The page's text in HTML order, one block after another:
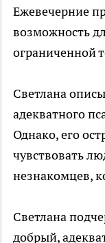
Ежевечерние
возможность
ограниченной
Светлана
адекватного
Однако, его
чувствовать
незнакомцев,
Светлана
добрый,